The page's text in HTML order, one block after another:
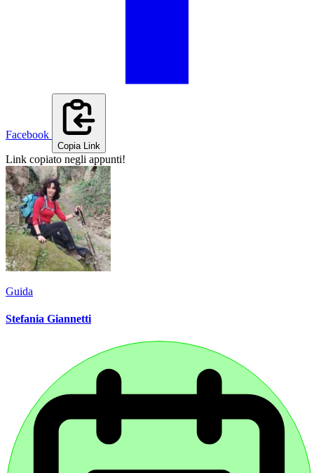
Facebook
Copia Link
Link copiato negli appunti!
Guida
Stefania Giannetti